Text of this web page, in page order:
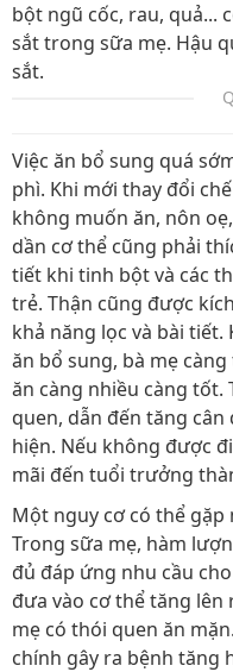
bột ngũ cốc, rau, quả...
sắt trong sữa mẹ. Hậu
sắt.
Việc ăn bổ sung quá
phì. Khi mới thay đổi
không muốn ăn, nôn
dần cơ thể cũng phải
tiết khi tinh bột và các
trẻ. Thận cũng được
khả năng lọc và bài
ăn bổ sung, bà mẹ
ăn càng nhiều càng
quen, dẫn đến tăng
hiện. Nếu không được
mãi đến tuổi trưởng
Một nguy cơ có thể
Trong sữa mẹ, hàm
đủ đáp ứng nhu cầu
đưa vào cơ thể tăng lên
mẹ có thói quen ăn
chính gây ra bệnh tăng